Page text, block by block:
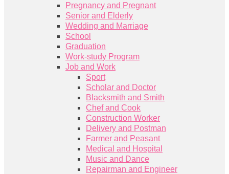
Pregnancy and Pregnant
Senior and Elderly
Wedding and Marriage
School
Graduation
Work-study Program
Job and Work
Sport
Scholar and Doctor
Blacksmith and Smith
Chef and Cook
Construction Worker
Delivery and Postman
Farmer and Peasant
Medical and Hospital
Music and Dance
Repairman and Engineer